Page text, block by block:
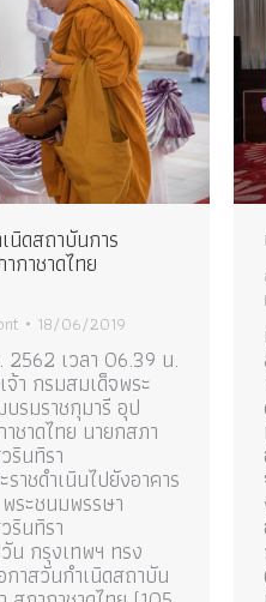
นิดสถาบันการ
กาชาดไทย
18/06/2019
เวลา 06.39 น.
า กรมสมเด็จพระ
รมราชกุมารี อุป
ชาดไทย นายกสภา
รินทิรา
าชดำเนินไปยังอาคาร
ระชนมพรรษา
รินทิรา
น กรุงเทพฯ ทรง
าสวันกำเนิดสถาบัน